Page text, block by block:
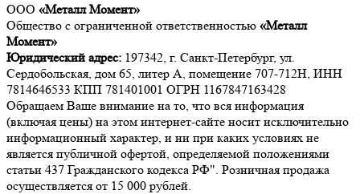
ООО «Металл Момент»
Общество с ограниченной ответственностью «Металл
Момент»
Юридический адрес: 197342, г. Санкт-Петербург, ул.
Сердобольская, дом 65, литер А, помещение 707-712Н, ИНН
7814646533 КПП 781401001 ОГРН 1167847163428
Обращаем Ваше внимание на то, что вся информация
(включая цены) на этом интернет-сайте носит исключительно
информационный характер, и ни при каких условиях не
является публичной офертой, определяемой положениями
статьи 437 Гражданского кодекса РФ". Розничная продажа
осуществляется от 15 000 рублей.